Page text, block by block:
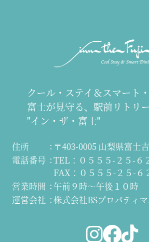
クール・ステイ＆スマート
富士が見守る、駅前リトリ
"イン・ザ・富士"
住所
〒403-0005 山梨県富士
電話番号
TEL：０５５５-２５-６
FAX：０５５５-２５-６
営業時間
午前９時～午後１０時
運営会社
株式会社BSプロパティ